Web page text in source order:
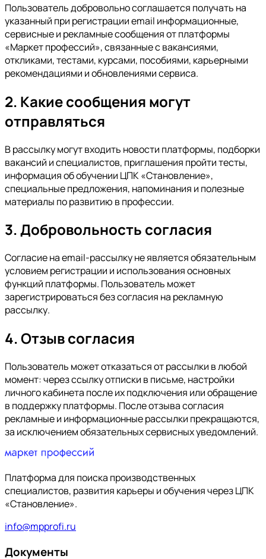
Пользователь добровольно соглашается получать на
указанный при регистрации email информационные,
сервисные и рекламные сообщения от платформы
«Маркет профессий», связанные с вакансиями,
откликами, тестами, курсами, пособиями, карьерными
рекомендациями и обновлениями сервиса.
2. Какие сообщения могут
отправляться
В рассылку могут входить новости платформы, подборки
вакансий и специалистов, приглашения пройти тесты,
информация об обучении ЦПК «Становление»,
специальные предложения, напоминания и полезные
материалы по развитию в профессии.
3. Добровольность согласия
Согласие на email-рассылку не является обязательным
условием регистрации и использования основных
функций платформы. Пользователь может
зарегистрироваться без согласия на рекламную
рассылку.
4. Отзыв согласия
Пользователь может отказаться от рассылки в любой
момент: через ссылку отписки в письме, настройки
личного кабинета после их подключения или обращение
в поддержку платформы. После отзыва согласия
рекламные и информационные рассылки прекращаются,
за исключением обязательных сервисных уведомлений.
Платформа для поиска производственных
специалистов, развития карьеры и обучения через ЦПК
«Становление».
info@mpprofi.ru
Документы